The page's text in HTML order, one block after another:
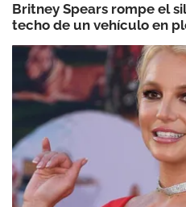
Britney Spears rompe el
techo de un vehículo en